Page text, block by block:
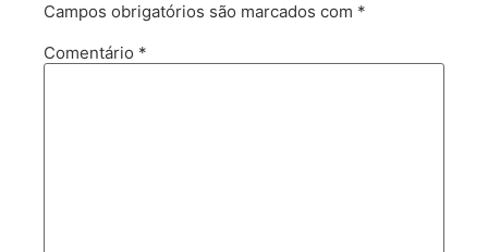
Campos obrigatórios são marcados com *
Comentário *